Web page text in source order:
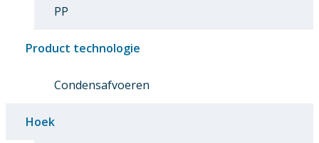
PP
Product technologie
Condensafvoeren
Hoek